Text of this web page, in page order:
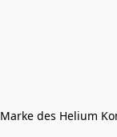
des Helium